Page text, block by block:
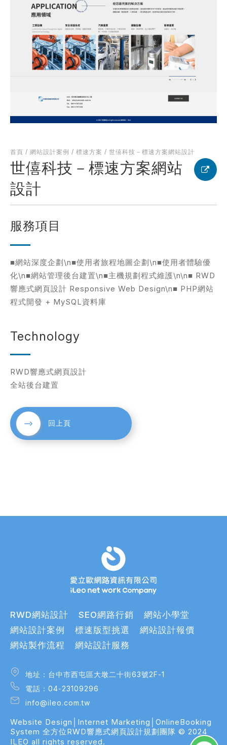
首頁 / 網站設計案例 / 標速方案 / 世僖科技－標速方案網站設計
世僖科技－標速方案網站
設計
服務項目
■網站深度企劃\n■使用者旅程地圖企劃\n■使用者體驗優
化\n■網站管理後台建置\n■主機規劃程式維護\n\n■ RWD
響應式網頁設計 Responsive Web Design\n■ PHP網站
程式開發 + MySQL資料庫
Technology
RWD響應式網頁設計
全站後台建置
回上頁
RWD網站設計 SEO網路行銷
網站小學堂
網站設計案例
標速版型挑選
網站設計報價
網站製作流程
網站設計服務
地址：台中市西屯區大墩二十街63號2F-1
電話：04-23109296
info@ileo.com.tw
Website Design│Internet Marketing│OnlineBooking
System 全方位RWD響應式網頁設計規劃團隊 © 2024
ILEO all rights reserved.
得知本網站※
案件報價 合作提案
使用線上訂房系統
完成時間※
建置預算 ※
網站
述您的需求
地址：台中市西屯區大墩二十街63號2F-1
電話：04-23109296
Design│Internet Marketing│OnlineBooking